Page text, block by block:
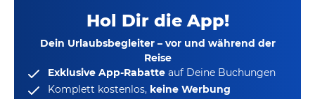
Hol Dir die App!
Dein Urlaubsbegleiter – vor und während der
Reise
Exklusive App-Rabatte auf Deine Buchungen
Komplett kostenlos, keine Werbung